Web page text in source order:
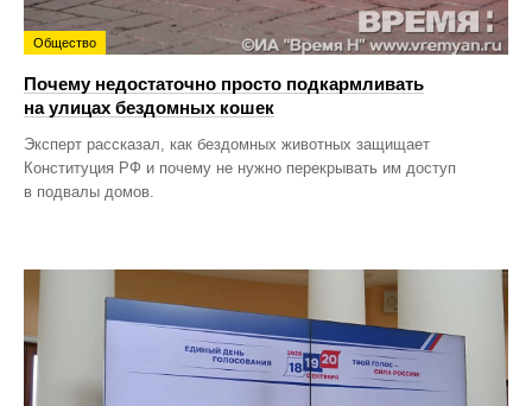
Общество
Почему недостаточно просто подкармливать
на улицах бездомных кошек
Эксперт рассказал, как бездомных животных защищает
Конституция РФ и почему не нужно перекрывать им доступ
в подвалы домов.